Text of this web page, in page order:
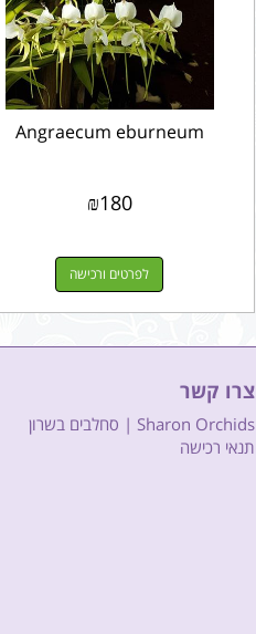
Angraecum eburneum
₪180
לפרטים ורכישה
צרו קשר
Sharon Orchids | סחלבים בשרון
תנאי רכישה